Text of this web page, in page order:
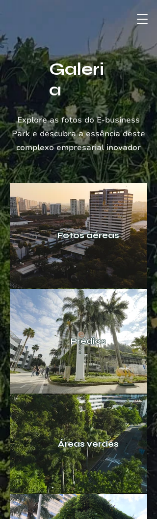
Galeri
a
Explore as fotos do E-business
Park e descubra a essência deste
complexo empresarial inovador
Fotos aéreas
Prédios
Áreas verdes